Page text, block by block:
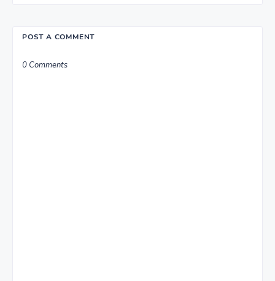
POST A COMMENT
0 Comments